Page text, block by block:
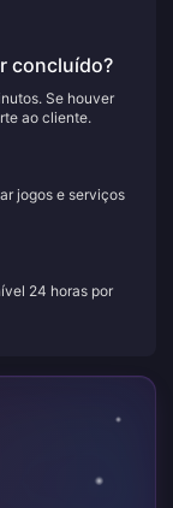
concluído?
Se houver
ao cliente.
jogos e serviços
24 horas por